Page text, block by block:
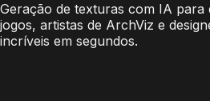
Geração de texturas com IA para
jogos, artistas de ArchViz e
incríveis em segundos.